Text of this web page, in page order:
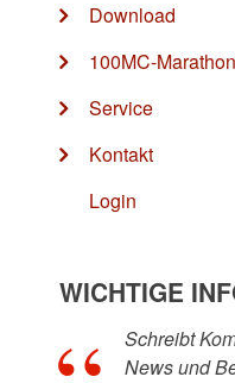
Download
100MC-
Service
Kontakt
Login
WICHTIGE
Schreibt
News und